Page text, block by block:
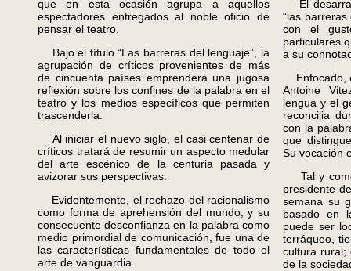
que en esta ocasión agrupa a aquellos
espectadores entregados al noble oficio de
pensar el teatro.
Bajo el título “Las barreras del lenguaje”, la
agrupación de críticos provenientes de más
de cincuenta países emprenderá una jugosa
reflexión sobre los confines de la palabra en el
teatro y los medios específicos que permiten
trascenderla.
Al iniciar el nuevo siglo, el casi centenar de
críticos tratará de resumir un aspecto medular
del arte escénico de la centuria pasada y
avizorar sus perspectivas.
Evidentemente, el rechazo del racionalismo
como forma de aprehensión del mundo, y su
consecuente desconfianza en la palabra como
medio primordial de comunicación, fue una de
las características fundamentales de todo el
arte de vanguardia.
El
“las
con el
particulares
a su
Enfocado,
Antoine
lengua y el
reconcilia
con la
que
Su vocación
Tal y
presidente
semana su
basado en
puede ser
terráqueo,
cultura rural;
de la